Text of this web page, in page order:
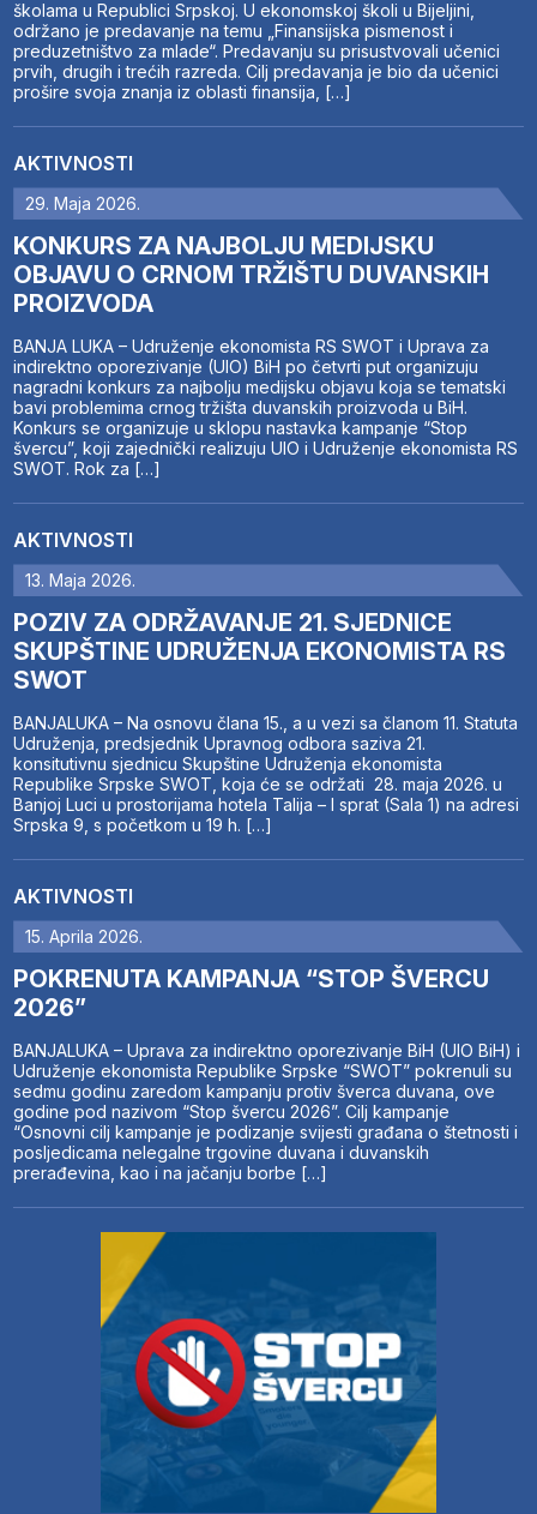
školama u Republici Srpskoj. U ekonomskoj školi u Bijeljini,
održano je predavanje na temu „Finansijska pismenost i
preduzetništvo za mlade“. Predavanju su prisustvovali učenici
prvih, drugih i trećih razreda. Cilj predavanja je bio da učenici
prošire svoja znanja iz oblasti finansija, […]
AKTIVNOSTI
29. Maja 2026.
KONKURS ZA NAJBOLJU MEDIJSKU
OBJAVU O CRNOM TRŽIŠTU DUVANSKIH
PROIZVODA
BANJA LUKA – Udruženje ekonomista RS SWOT i Uprava za
indirektno oporezivanje (UIO) BiH po četvrti put organizuju
nagradni konkurs za najbolju medijsku objavu koja se tematski
bavi problemima crnog tržišta duvanskih proizvoda u BiH.
Konkurs se organizuje u sklopu nastavka kampanje “Stop
švercu”, koji zajednički realizuju UIO i Udruženje ekonomista RS
SWOT. Rok za […]
AKTIVNOSTI
13. Maja 2026.
POZIV ZA ODRŽAVANJE 21. SJEDNICE
SKUPŠTINE UDRUŽENJA EKONOMISTA RS
SWOT
BANJALUKA – Na osnovu člana 15., a u vezi sa članom 11. Statuta
Udruženja, predsjednik Upravnog odbora saziva 21.
konsitutivnu sjednicu Skupštine Udruženja ekonomista
Republike Srpske SWOT, koja će se održati 28. maja 2026. u
Banjoj Luci u prostorijama hotela Talija – I sprat (Sala 1) na adresi
Srpska 9, s početkom u 19 h. […]
AKTIVNOSTI
15. Aprila 2026.
POKRENUTA KAMPANJA “STOP ŠVERCU
2026”
BANJALUKA – Uprava za indirektno oporezivanje BiH (UIO BiH) i
Udruženje ekonomista Republike Srpske “SWOT” pokrenuli su
sedmu godinu zaredom kampanju protiv šverca duvana, ove
godine pod nazivom “Stop švercu 2026”. Cilj kampanje
“Osnovni cilj kampanje je podizanje svijesti građana o štetnosti i
posljedicama nelegalne trgovine duvana i duvanskih
prerađevina, kao i na jačanju borbe […]